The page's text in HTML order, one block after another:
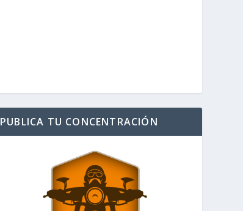
PUBLICA TU CONCENTRACIÓN